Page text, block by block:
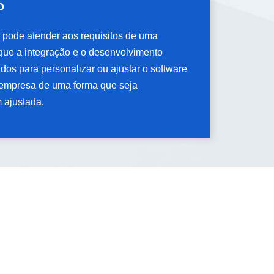
atender aos requisitos de uma
a integração e o desenvolvimento
para personalizar ou ajustar o software
de uma forma que seja
ajustada.
atender aos requisitos de uma
a integração e o desenvolvimento
para personalizar ou ajustar o software
de uma forma que seja